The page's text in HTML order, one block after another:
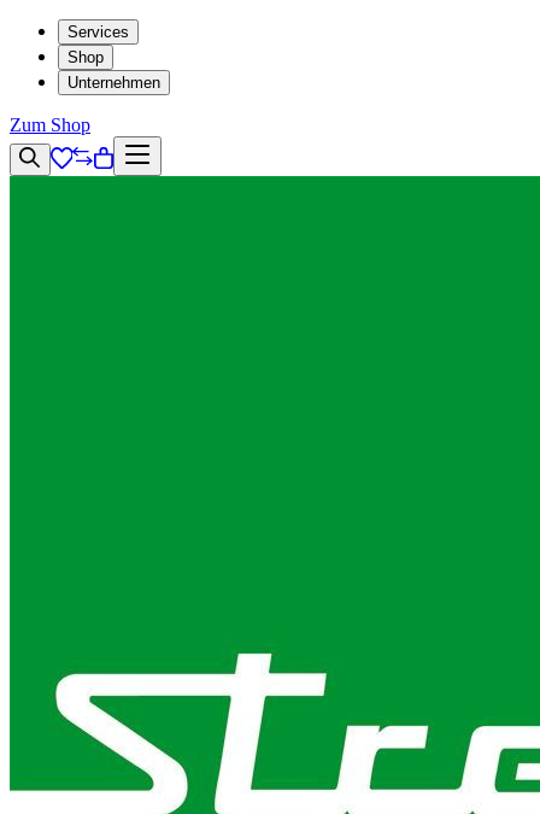
Services
Shop
Unternehmen
Zum Shop